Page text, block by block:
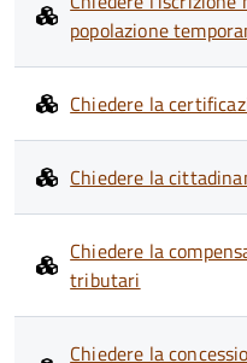
popolazione
Chiedere la
Chiedere la
Chiedere la
tributari
Chiedere la